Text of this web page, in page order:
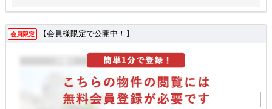
会員限定 【会員様限定で公開中！】